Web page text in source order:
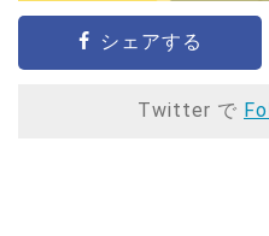
シェアする
Twitter で